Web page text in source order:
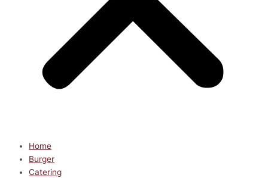
Home
Burger
Catering